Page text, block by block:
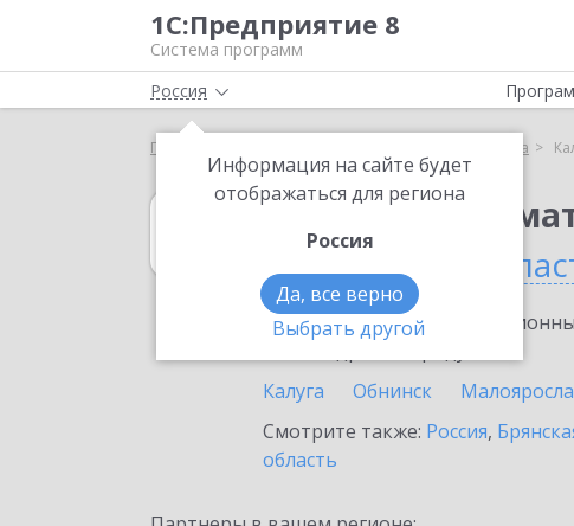
1С:Предприятие 8
Система программ
Россия
Информация на сайте будет
отображаться для региона
Россия
Да, все верно
Выбрать другой
Главная Выбор партнёра
в Калужской
Ознакомьтесь с
Калуга
Обнинск
Смотрите также: Россия,
область